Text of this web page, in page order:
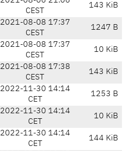
CEST
143 KiB
2021-08-08 17:37
CEST
1247 B
2021-08-08 17:37
CEST
10 KiB
2021-08-08 17:38
CEST
143 KiB
2022-11-30 14:14
CET
1253 B
2022-11-30 14:14
CET
10 KiB
2022-11-30 14:14
CET
144 KiB